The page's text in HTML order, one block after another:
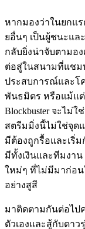
หากมองว่าในยกแร
ยอื่นๆ เป็นผู้ชนะแล
กลับยิ่งน่าจับตามอง
ต่อสู่ในสนามที่แชม
ประสบการณ์และโ
พันธมิตร หรือแม้แ
Blockbuster จะไม่
สตรีมมิ่งนี้ไม่ใช่จุด
มีต้องถูกรื้อและเริ่ม
มีทั้งเงินและทีมงา
ใหม่ๆ ที่ไม่มีมาก่อน
อย่างสูสี
มาติดตามกันต่อไปค
ตัวเองและสู้กับดาว